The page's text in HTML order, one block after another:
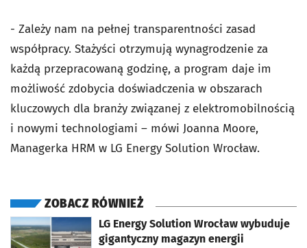
- Zależy nam na pełnej transparentności zasad
współpracy. Stażyści otrzymują wynagrodzenie za
każdą przepracowaną godzinę, a program daje im
możliwość zdobycia doświadczenia w obszarach
kluczowych dla branży związanej z elektromobilnością
i nowymi technologiami – mówi Joanna Moore,
Managerka HRM w LG Energy Solution Wrocław.
ZOBACZ RÓWNIEŻ
LG Energy Solution Wrocław wybuduje
gigantyczny magazyn energii
otworzy się w nowej karcie